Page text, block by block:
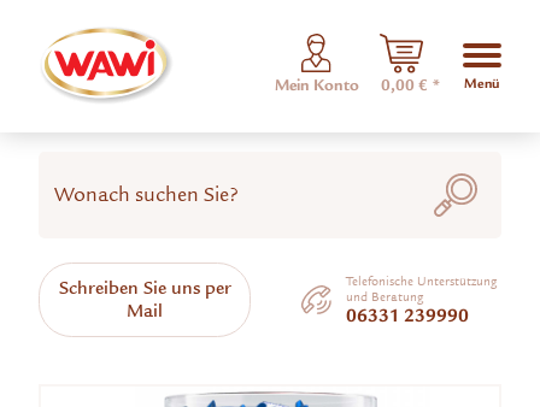
Mein Konto 0,00 € * Menü
Schreiben Sie uns per
Mail
Telefonische Unterstützung
und Beratung
06331 239990